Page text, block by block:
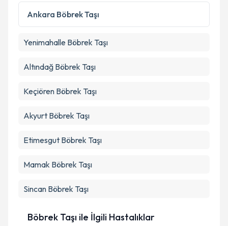
Takvim Talebini Gönder
Ankara Böbrek Taşı
Yenimahalle Böbrek Taşı
Altındağ Böbrek Taşı
Keçiören Böbrek Taşı
Akyurt Böbrek Taşı
Etimesgut Böbrek Taşı
Mamak Böbrek Taşı
Sincan Böbrek Taşı
Böbrek Taşı ile İlgili Hastalıklar